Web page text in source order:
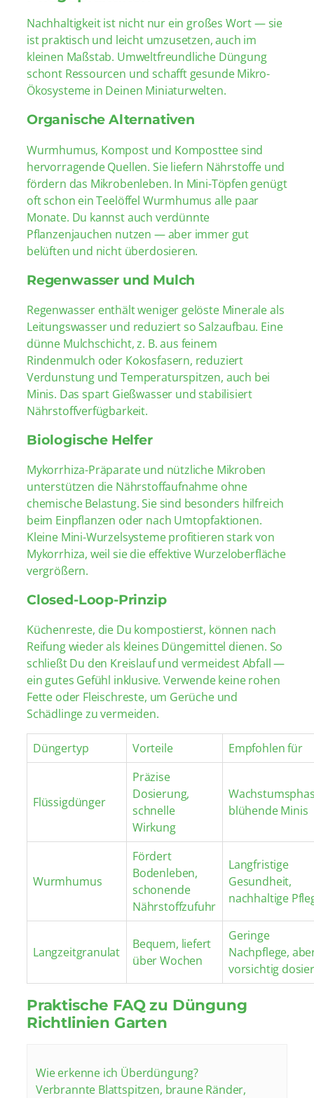
Nachhaltigkeit ist nicht nur ein großes Wort — sie
ist praktisch und leicht umzusetzen, auch im
kleinen Maßstab. Umweltfreundliche Düngung
schont Ressourcen und schafft gesunde Mikro-
Ökosysteme in Deinen Miniaturwelten.
Organische Alternativen
Wurmhumus, Kompost und Komposttee sind
hervorragende Quellen. Sie liefern Nährstoffe und
fördern das Mikrobenleben. In Mini-Töpfen genügt
oft schon ein Teelöffel Wurmhumus alle paar
Monate. Du kannst auch verdünnte
Pflanzenjauchen nutzen — aber immer gut
belüften und nicht überdosieren.
Regenwasser und Mulch
Regenwasser enthält weniger gelöste Minerale als
Leitungswasser und reduziert so Salzaufbau. Eine
dünne Mulchschicht, z. B. aus feinem
Rindenmulch oder Kokosfasern, reduziert
Verdunstung und Temperaturspitzen, auch bei
Minis. Das spart Gießwasser und stabilisiert
Nährstoffverfügbarkeit.
Biologische Helfer
Mykorrhiza-Präparate und nützliche Mikroben
unterstützen die Nährstoffaufnahme ohne
chemische Belastung. Sie sind besonders hilfreich
beim Einpflanzen oder nach Umtopfaktionen.
Kleine Mini-Wurzelsysteme profitieren stark von
Mykorrhiza, weil sie die effektive Wurzeloberfläche
vergrößern.
Closed-Loop-Prinzip
Küchenreste, die Du kompostierst, können nach
Reifung wieder als kleines Düngemittel dienen. So
schließt Du den Kreislauf und vermeidest Abfall —
ein gutes Gefühl inklusive. Verwende keine rohen
Fette oder Fleischreste, um Gerüche und
Schädlinge zu vermeiden.
Düngertyp Vorteile Empfohlen für
Flüssigdünger
Präzise
Dosierung,
schnelle
Wirkung
blühende Minis
Wurmhumus
Fördert
Bodenleben,
schonende
Nährstoffzufuhr
Langfristige
Gesundheit,
nachhaltige
Langzeitgranulat
Bequem, liefert
über Wochen
Geringe
Nachpflege,
vorsichtig
Praktische FAQ zu Düngung
Richtlinien Garten
Wie erkenne ich Überdüngung?
Verbrannte Blattspitzen, braune Ränder,